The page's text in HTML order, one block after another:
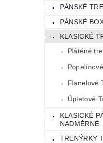
PÁNSKÉ
PÁNSKÉ
KLASICKÉ
Plátěné
Flanelové
Úpletové
KLASICKÉ
NADMĚRNÉ
TRENÝRKY